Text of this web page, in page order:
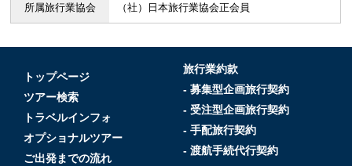
所属旅行業協会 （社）日本旅行業協会正会員
トップページ
ツアー検索
トラベルインフォ
オプショナルツアー
ご出発までの流れ
旅行業約款
- 募集型企画旅行契約
- 受注型企画旅行契約
- 手配旅行契約
- 渡航手続代行契約